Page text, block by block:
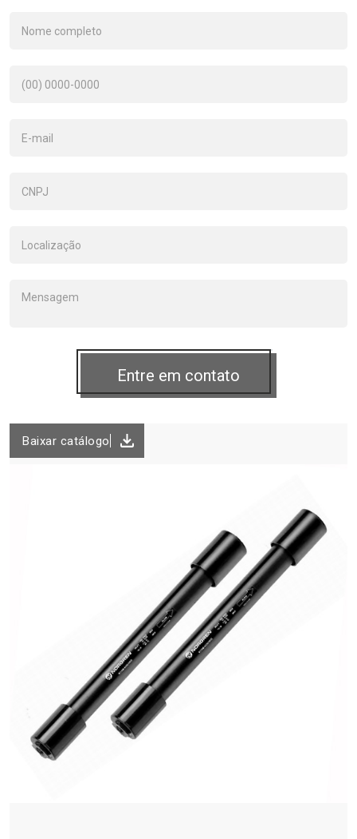
Baixar catálogo